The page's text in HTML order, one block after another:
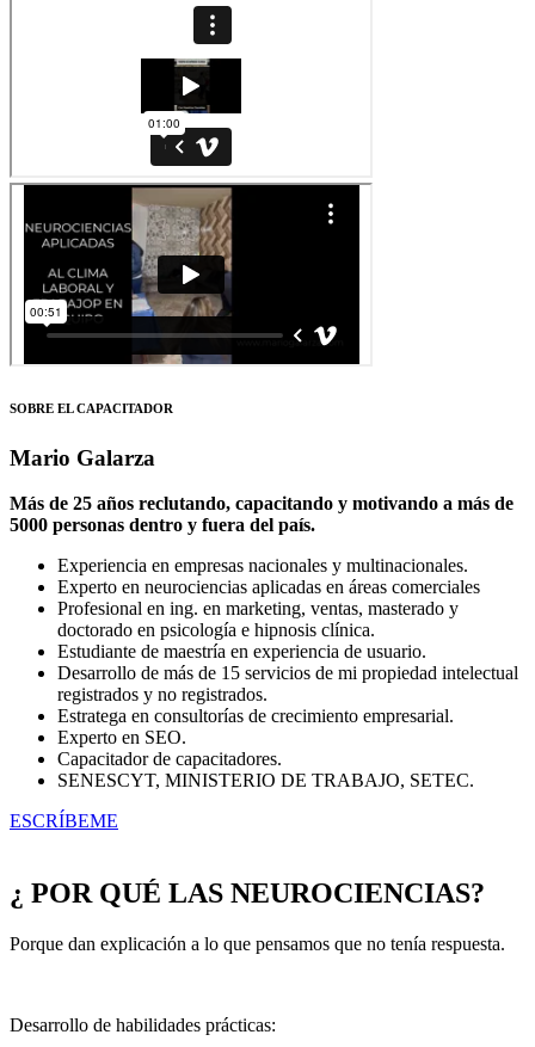
SOBRE EL CAPACITADOR
Mario Galarza
Más de 25 años reclutando, capacitando y motivando a más de
5000 personas dentro y fuera del país.
Experiencia en empresas nacionales y multinacionales.
Experto en neurociencias aplicadas en áreas comerciales
Profesional en ing. en marketing, ventas, masterado y
doctorado en psicología e hipnosis clínica.
Estudiante de maestría en experiencia de usuario.
Desarrollo de más de 15 servicios de mi propiedad intelectual
registrados y no registrados.
Estratega en consultorías de crecimiento empresarial.
Experto en SEO.
Capacitador de capacitadores.
SENESCYT, MINISTERIO DE TRABAJO, SETEC.
ESCRÍBEME
¿ POR QUÉ LAS NEUROCIENCIAS?
Porque dan explicación a lo que pensamos que no tenía respuesta.
Desarrollo de habilidades prácticas: